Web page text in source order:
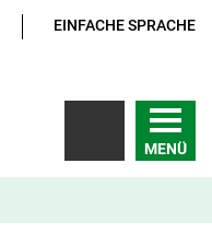
EINFACHE SPRACHE
MENÜ